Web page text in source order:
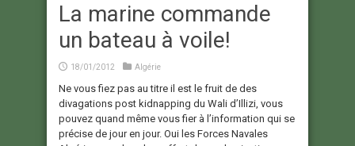
La marine commande
un bateau à voile!
18/01/2012 Algérie
Ne vous fiez pas au titre il est le fruit de des
divagations post kidnapping du Wali d’Illizi, vous
pouvez quand même vous fier à l’information qui se
précise de jour en jour. Oui les Forces Navales